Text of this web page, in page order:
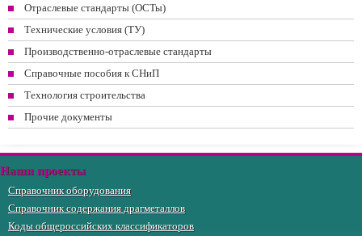
Отраслевые стандарты (ОСТы)
Технические условия (ТУ)
Производственно-отраслевые стандарты
Справочные пособия к СНиП
Технология строительства
Прочие документы
Наши проекты
Справочник оборудования
Справочник содержания драгметаллов
Коды общероссийских классификаторов